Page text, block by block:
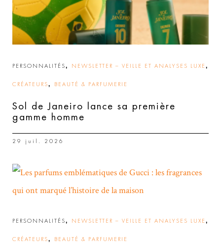
PERSONNALITÉS, NEWSLETTER – VEILLE ET ANALYSES LUXE ,
CRÉATEURS, BEAUTÉ & PARFUMERIE
Sol de Janeiro lance sa première
gamme homme
29 juil. 2026
PERSONNALITÉS, NEWSLETTER – VEILLE ET ANALYSES LUXE ,
CRÉATEURS, BEAUTÉ & PARFUMERIE